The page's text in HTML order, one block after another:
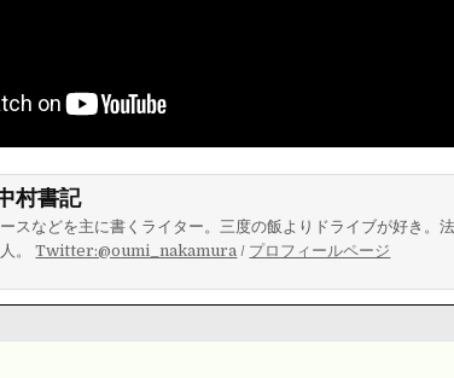
村書記
スなどを主に書くライター。三度の飯よりドライブが好き。
人。Twitter:@oumi_nakamura / プロフィールページ